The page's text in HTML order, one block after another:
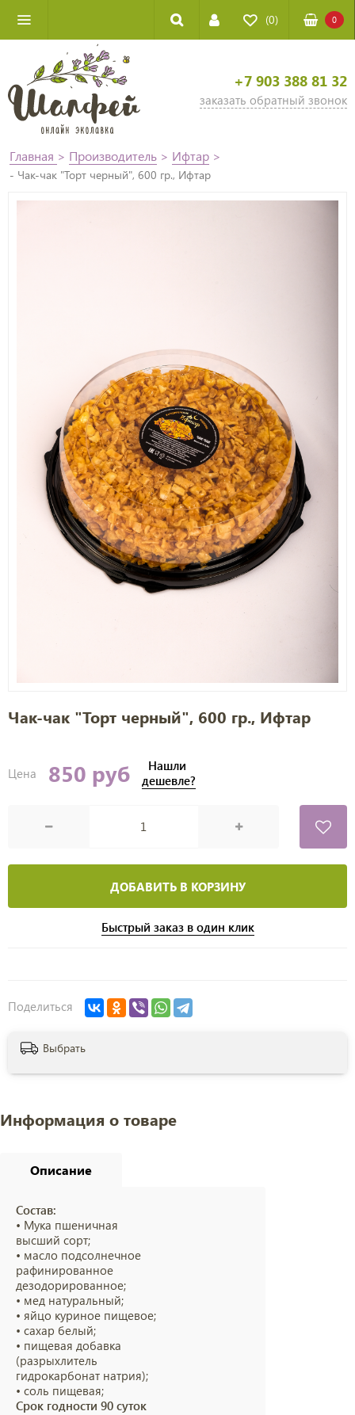
(0) 0
+7 903 388 81 32
заказать обратный звонок
Главная > Производитель > Ифтар >
- Чак-чак "Торт черный", 600 гр., Ифтар
Чак-чак "Торт черный", 600 гр., Ифтар
Цена 850 руб
Нашли
дешевле?
ДОБАВИТЬ В КОРЗИНУ
Быстрый заказ в один клик
Поделиться
Выбрать
Информация о товаре
Описание
Состав:
• Мука пшеничная
высший сорт;
• масло подсолнечное
рафинированное
дезодорированное;
• мед натуральный;
• яйцо куриное пищевое;
• сахар белый;
• пищевая добавка
(разрыхлитель
гидрокарбонат натрия);
• соль пищевая;
Срок годности 90 суток